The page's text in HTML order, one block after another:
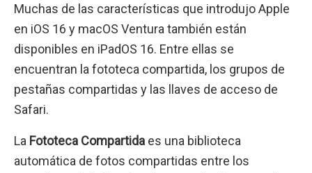
Muchas de las características que introdujo Apple
en iOS 16 y macOS Ventura también están
disponibles en iPadOS 16. Entre ellas se
encuentran la fototeca compartida, los grupos de
pestañas compartidas y las llaves de acceso de
Safari.
La Fototeca Compartida es una biblioteca
automática de fotos compartidas entre los